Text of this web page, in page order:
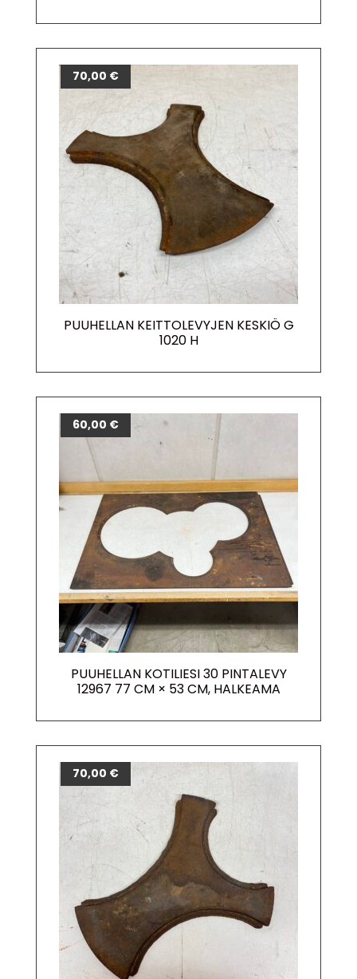
PUUHELLAN KEITTOLEVYJEN KESKIÖ G
1020 H
70,00 €
PUUHELLAN KOTILIESI 30 PINTALEVY
12967 77 CM × 53 CM, HALKEAMA
60,00 €
70,00 €